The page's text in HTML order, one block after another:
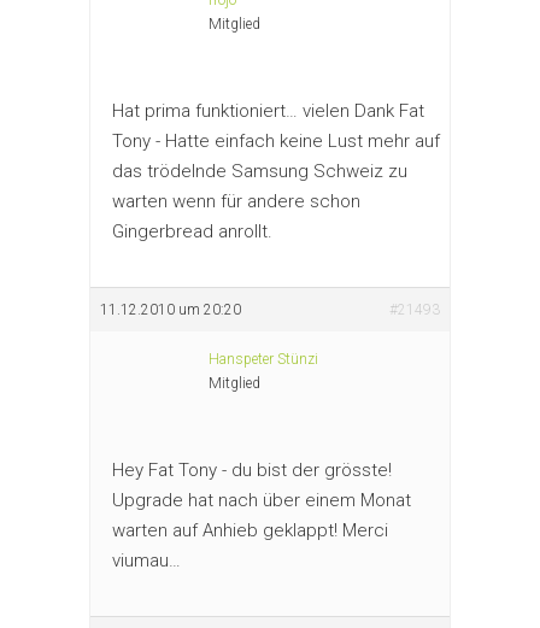
Mitglied
Hat prima funktioniert… vielen Dank Fat
Tony - Hatte einfach keine Lust mehr auf
das trödelnde Samsung Schweiz zu
warten wenn für andere schon
Gingerbread anrollt.
11.12.2010 um 20:20 #21493
Hanspeter Stünzi
Mitglied
Hey Fat Tony - du bist der grösste!
Upgrade hat nach über einem Monat
warten auf Anhieb geklappt! Merci
viumau…